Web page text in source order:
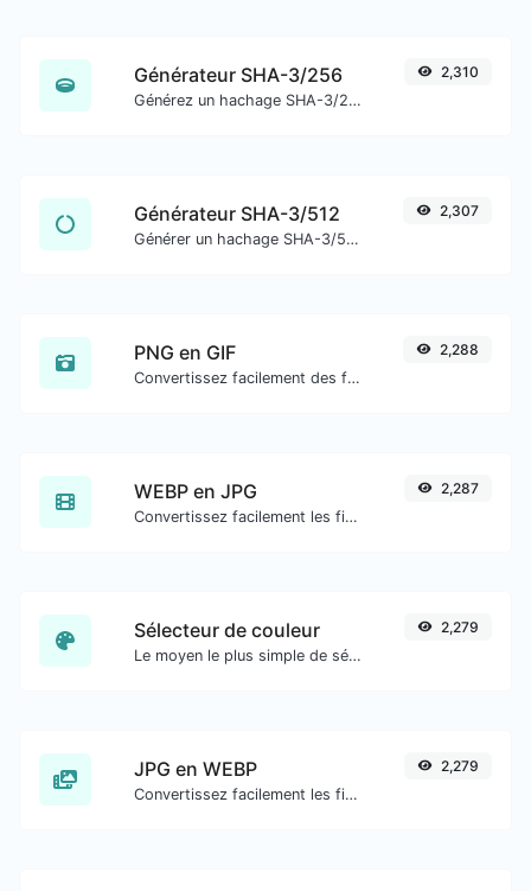
Générateur SHA-3/256
Générez un hachage SHA-3/256 pour toute entrée de chaîne.
2,310
Générateur SHA-3/512
Générer un hachage SHA-3/512 pour toute entrée de chaîne.
2,307
PNG en GIF
Convertissez facilement des fichiers image PNG en GIF.
2,288
WEBP en JPG
Convertissez facilement les fichiers image WEBP en JPG.
2,287
Sélecteur de couleur
Le moyen le plus simple de sélectionner une couleur dans le cercle chromatique et d'obtenir les résultats dans n'importe quel format.
2,279
JPG en WEBP
Convertissez facilement les fichiers image JPG en WEBP.
2,279